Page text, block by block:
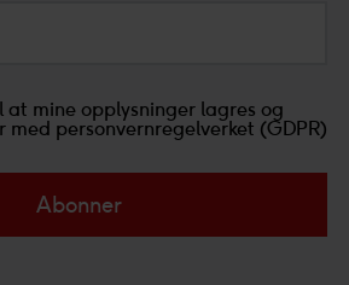
at mine opplysninger lagres og
med personvernregelverket (GDPR)
Abonner